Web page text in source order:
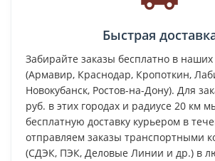
Быстрая
Забирайте заказы бесплатно в
(Армавир, Краснодар, Кропоткин,
Новокубанск, Ростов-на-Дону). Для
руб. в этих городах и радиусе 20 км
бесплатную доставку курьером в
отправляем заказы транспортными
(СДЭК, ПЭК, Деловые Линии и др.) в